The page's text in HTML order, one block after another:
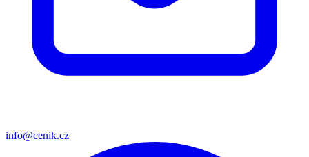
info@cenik.cz